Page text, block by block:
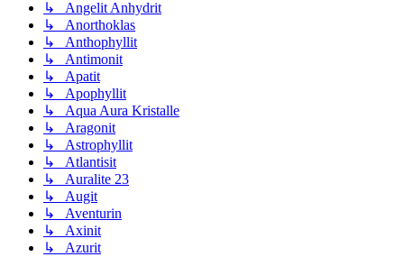
↳ Angelit Anhydrit
↳ Anorthoklas
↳ Anthophyllit
↳ Antimonit
↳ Apatit
↳ Apophyllit
↳ Aqua Aura Kristalle
↳ Aragonit
↳ Astrophyllit
↳ Atlantisit
↳ Auralite 23
↳ Augit
↳ Aventurin
↳ Axinit
↳ Azurit